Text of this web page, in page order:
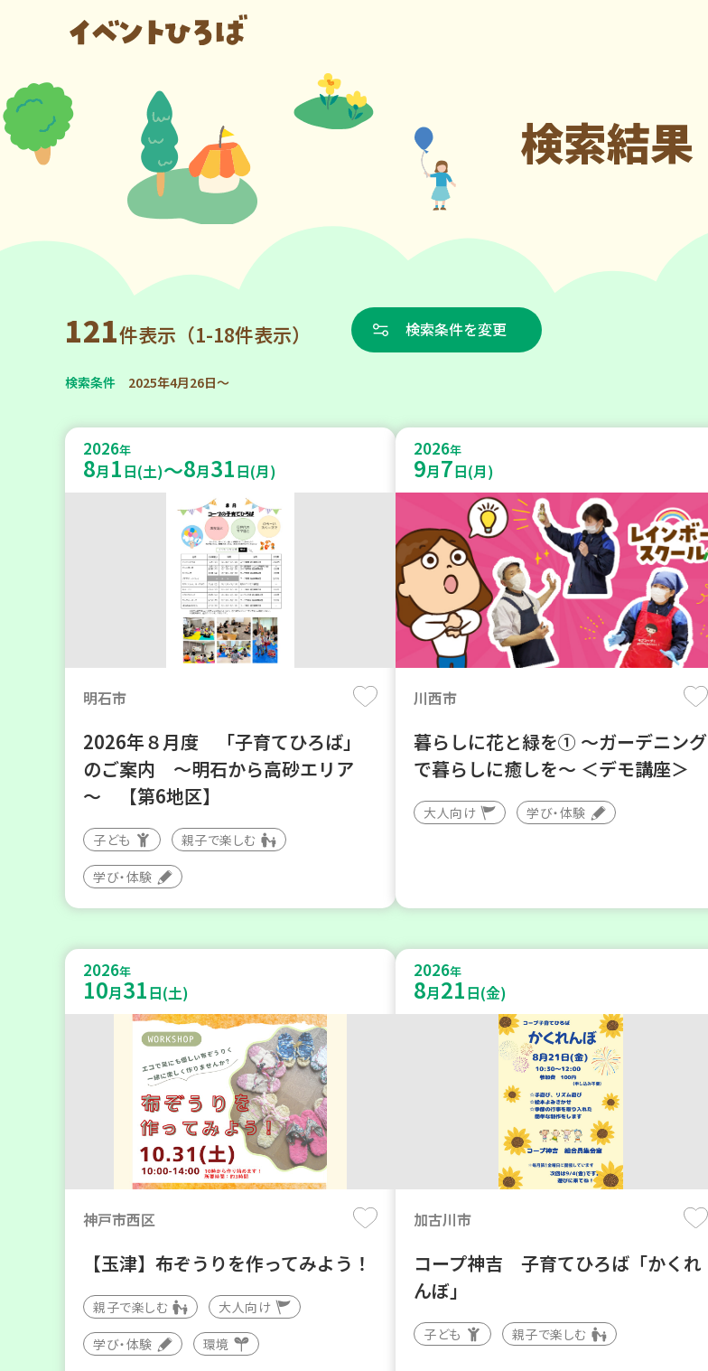
検索結果
121件表示（1-18件表示） 検索条件を変更
検索条件 2025年4月26日～
2026年
8月 1日(土)～8月31日(月)
明石市
2026年８月度 「子育てひろば」
のご案内 ～明石から高砂エリア
～ 【第6地区】
子ども 親子で楽しむ
学び・体験
2026年
9月7日(月)
川西市
暮らしに花と緑を① ～ガーデニング
で暮らしに癒しを～ ＜デモ講座＞
大人向け 学び・体験
2026年
10月31日(土)
神戸市西区
【玉津】布ぞうりを作ってみよう！
親子で楽しむ 大人向け
学び・体験 環境
2026年
8月21日(金)
加古川市
コープ神吉 子育てひろば「かくれ
んぼ」
子ども 親子で楽しむ